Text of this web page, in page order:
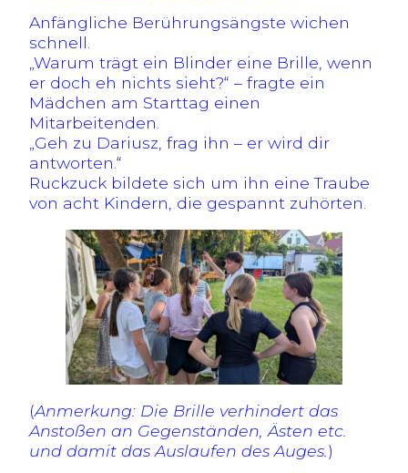
Anfängliche Berührungsängste wichen
schnell.
„Warum trägt ein Blinder eine Brille, wenn
er doch eh nichts sieht?“ – fragte ein
Mädchen am Starttag einen
Mitarbeitenden.
„Geh zu Dariusz, frag ihn – er wird dir
antworten.“
Ruckzuck bildete sich um ihn eine Traube
von acht Kindern, die gespannt zuhörten.
(Anmerkung: Die Brille verhindert das
Anstoßen an Gegenständen, Ästen etc.
und damit das Auslaufen des Auges. )